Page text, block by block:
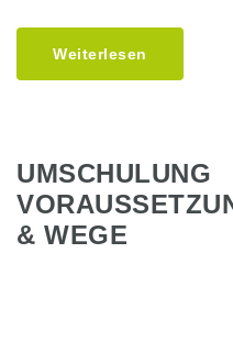
Weiterlesen
UMSCHULUNG
& WEGE